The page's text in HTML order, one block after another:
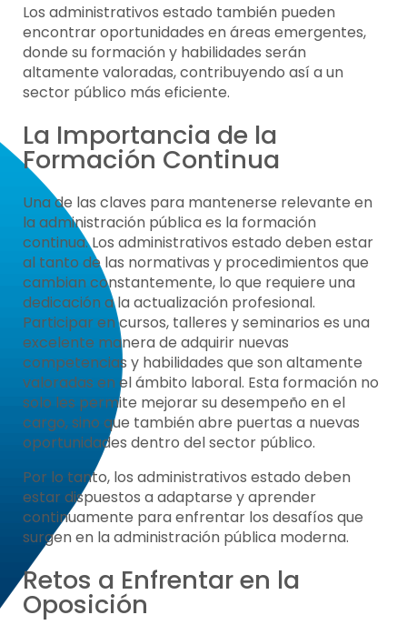
Los administrativos estado también pueden
encontrar oportunidades en áreas emergentes,
donde su formación y habilidades serán
altamente valoradas, contribuyendo así a un
sector público más eficiente.
La Importancia de la
Formación Continua
Una de las claves para mantenerse relevante en
la administración pública es la formación
continua. Los administrativos estado deben estar
al tanto de las normativas y procedimientos que
cambian constantemente, lo que requiere una
dedicación a la actualización profesional.
Participar en cursos, talleres y seminarios es una
excelente manera de adquirir nuevas
competencias y habilidades que son altamente
valoradas en el ámbito laboral. Esta formación no
solo les permite mejorar su desempeño en el
cargo, sino que también abre puertas a nuevas
oportunidades dentro del sector público.
Por lo tanto, los administrativos estado deben
estar dispuestos a adaptarse y aprender
continuamente para enfrentar los desafíos que
surgen en la administración pública moderna.
Retos a Enfrentar en la
Oposición